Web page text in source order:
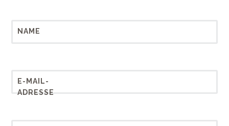
NAME
E-MAIL-
ADRESSE